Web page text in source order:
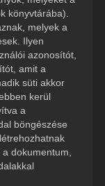
könyvtárába).
melyek a
Ilyen
azonosítót,
amit a
süti akkor
kerül
a
böngészése
dokumentum,